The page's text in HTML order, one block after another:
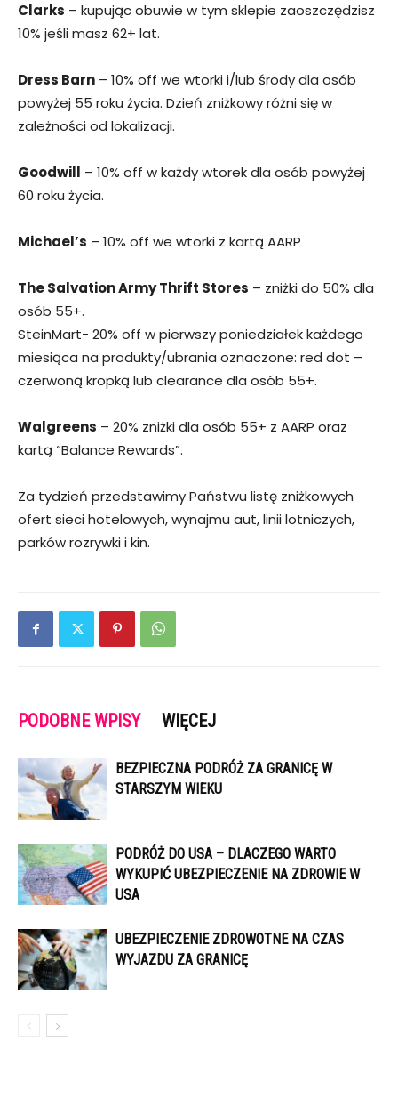
Clarks – kupując obuwie w tym sklepie zaoszczędzisz
10% jeśli masz 62+ lat.
Dress Barn – 10% off we wtorki i/lub środy dla osób
powyżej 55 roku życia. Dzień zniżkowy różni się w
zależności od lokalizacji.
Goodwill – 10% off w każdy wtorek dla osób powyżej
60 roku życia.
Michael’s – 10% off we wtorki z kartą AARP
The Salvation Army Thrift Stores – zniżki do 50% dla
osób 55+.
SteinMart- 20% off w pierwszy poniedziałek każdego
miesiąca na produkty/ubrania oznaczone: red dot –
czerwoną kropką lub clearance dla osób 55+.
Walgreens – 20% zniżki dla osób 55+ z AARP oraz
kartą “Balance Rewards”.
Za tydzień przedstawimy Państwu listę zniżkowych
ofert sieci hotelowych, wynajmu aut, linii lotniczych,
parków rozrywki i kin.
PODOBNE WPISY WIĘCEJ
BEZPIECZNA PODRÓŻ ZA GRANICĘ W
STARSZYM WIEKU
PODRÓŻ DO USA – DLACZEGO WARTO
WYKUPIĆ UBEZPIECZENIE NA ZDROWIE W
USA
UBEZPIECZENIE ZDROWOTNE NA CZAS
WYJAZDU ZA GRANICĘ